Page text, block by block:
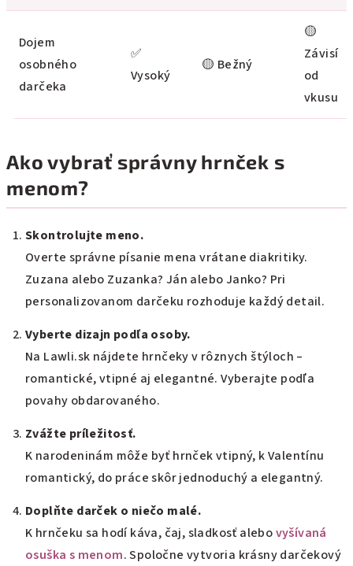
Dojem
osobného
darčeka
✅
Vysoký
🟡 Bežný
🟡
Závisí
od
vkusu
Ako vybrať správny hrnček s
menom?
Skontrolujte meno.
Overte správne písanie mena vrátane diakritiky.
Zuzana alebo Zuzanka? Ján alebo Janko? Pri
personalizovanom darčeku rozhoduje každý detail.
Vyberte dizajn podľa osoby.
Na Lawli.sk nájdete hrnčeky v rôznych štýloch –
romantické, vtipné aj elegantné. Vyberajte podľa
povahy obdarovaného.
Zvážte príležitosť.
K narodeninám môže byť hrnček vtipný, k Valentínu
romantický, do práce skôr jednoduchý a elegantný.
Doplňte darček o niečo malé.
K hrnčeku sa hodí káva, čaj, sladkosť alebovyšívaná
osuška s menom. Spoločne vytvoria krásny darčekový